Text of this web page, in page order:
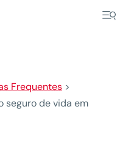
Frequentes>
seguro de vida em